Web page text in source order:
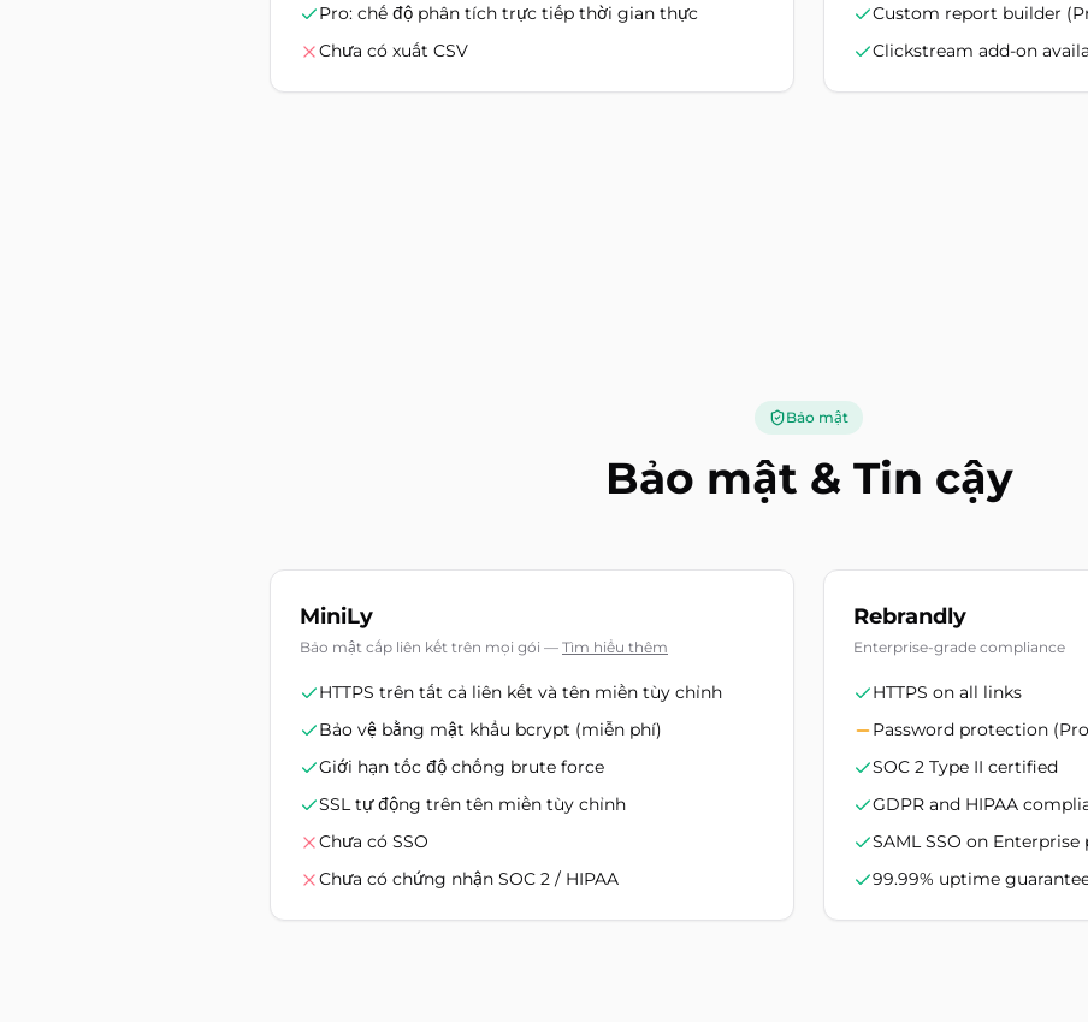
Pro: chế độ phân tích trực tiếp thời gian thực
Chưa có xuất CSV
Custom report builder
Clickstream add-on
Bảo mật
Bảo mật & Tin cậy
MiniLy
Bảo mật cấp liên kết trên mọi gói — Tìm hiểu thêm
HTTPS trên tất cả liên kết và tên miền tùy chỉnh
Bảo vệ bằng mật khẩu bcrypt (miễn phí)
Giới hạn tốc độ chống brute force
SSL tự động trên tên miền tùy chỉnh
Chưa có SSO
Chưa có chứng nhận SOC 2 / HIPAA
Rebrandly
Enterprise-grade compliance
HTTPS on all links
Password protection
SOC 2 Type II certified
GDPR and HIPAA
SAML SSO on Enterprise
99.99% uptime